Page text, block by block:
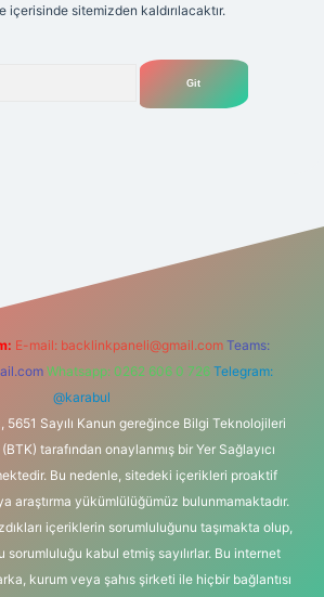
sitemizden kaldırılacaktır.
E-mail: backlinkpaneli@gmail.com Teams:
Whatsapp: 0262 606 0 726 Telegram:
@karabul
5651 Sayılı Kanun gereğince Bilgi Teknolojileri
tarafından onaylanmış bir Yer Sağlayıcı
Bu nedenle, sitedeki içerikleri proaktif
araştırma yükümlülüğümüz bulunmamaktadır.
içeriklerin sorumluluğunu taşımakta olup,
sorumluluğu kabul etmiş sayılırlar. Bu internet
kurum veya şahıs şirketi ile hiçbir bağlantısı